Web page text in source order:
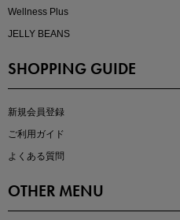
大人の着映えアイテム5選
Wellness Plus
JELLY BEANS
SHOPPING GUIDE
新規会員登録
ご利用ガイド
よくある質問
OTHER MENU